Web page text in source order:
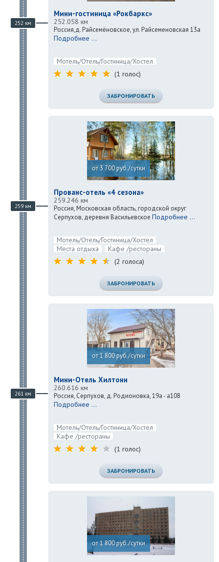
252 км
Мини-гостиница «Рокбаркс»
252.058 км
Россия,д. Райсемёновское, ул. Райсеменовская 13а
Подробнее ...
Мотель/Отель/Гостиница/Хостел
(1 голос)
ЗАБРОНИРОВАТЬ
259 км
от 3 700 руб./сутки
Прованс-отель «4 сезона»
259.246 км
Россия, Московская область, городской округ
Серпухов, деревня Васильевское Подробнее ...
Мотель/Отель/Гостиница/Хостел
Места отдыха
Кафе /рестораны
(2 голоса)
ЗАБРОНИРОВАТЬ
261 км
от 1 800 руб./сутки
Мини-Отель Хилтонн
260.616 км
Россия, Серпухов, д. Родионовка, 19а - а108
Подробнее ...
Мотель/Отель/Гостиница/Хостел
Кафе /рестораны
(1 голос)
ЗАБРОНИРОВАТЬ
от 1 800 руб./сутки